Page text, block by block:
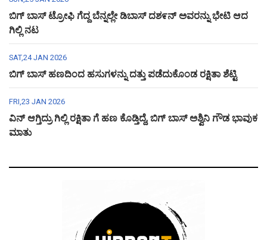
ಬಿಗ್ ಬಾಸ್ ಟ್ರೋಫಿ ಗೆದ್ದ ಬೆನ್ನಲ್ಲೇ ಡಿಬಾಸ್ ದಶ೯ನ್ ಅವರನ್ನು ಭೇಟಿ ಆದ
ಗಿಲ್ಲಿ ನಟ
SAT,24 JAN 2026
ಬಿಗ್ ಬಾಸ್ ಹಣದಿಂದ ಹಸುಗಳನ್ನು ದತ್ತು ಪಡೆದುಕೊಂಡ ರಕ್ಷಿತಾ ಶೆಟ್ಟಿ
FRI,23 JAN 2026
ವಿನ್ ಆಗ್ತಿದ್ರು ಗಿಲ್ಲಿ ರಕ್ಷಿತಾ ಗೆ ಹಣ ಕೊಡ್ತಿದ್ದೆ, ಬಿಗ್ ಬಾಸ್ ಅಶ್ವಿನಿ ಗೌಡ ಭಾವುಕ
ಮಾತು